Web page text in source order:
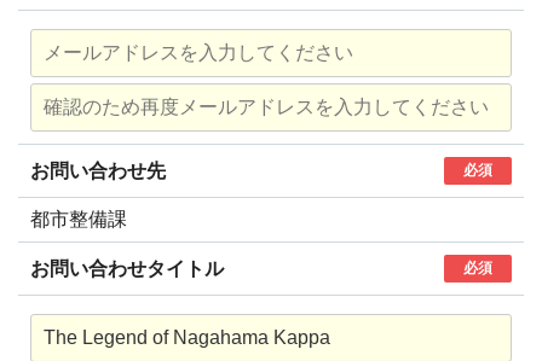
お問い合わせ先 必須
都市整備課
お問い合わせタイトル 必須